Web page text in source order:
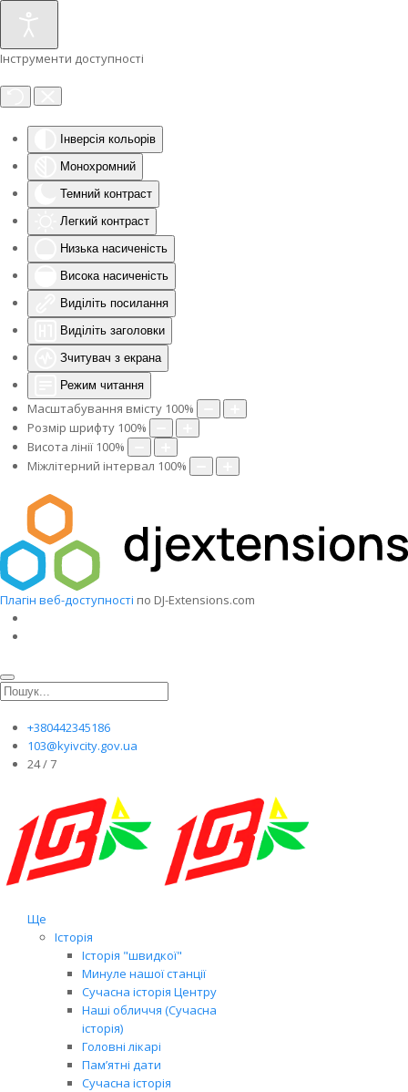
Інструменти доступності
Інверсія кольорів
Монохромний
Темний контраст
Легкий контраст
Низька насиченість
Висока насиченість
Виділіть посилання
Виділіть заголовки
Зчитувач з екрана
Режим читання
Масштабування вмісту 100%
Розмір шрифту 100%
Висота лінії 100%
Міжлітерний інтервал 100%
Плагін веб-доступності по DJ-Extensions.com
+380442345186
103@kyivcity.gov.ua
24 / 7
Ще
Історія
Історія "швидкої"
Минуле нашої станції
Сучасна історія Центру
Наші обличчя (Сучасна
історія)
Головні лікарі
Пам’ятні дати
Сучасна історія